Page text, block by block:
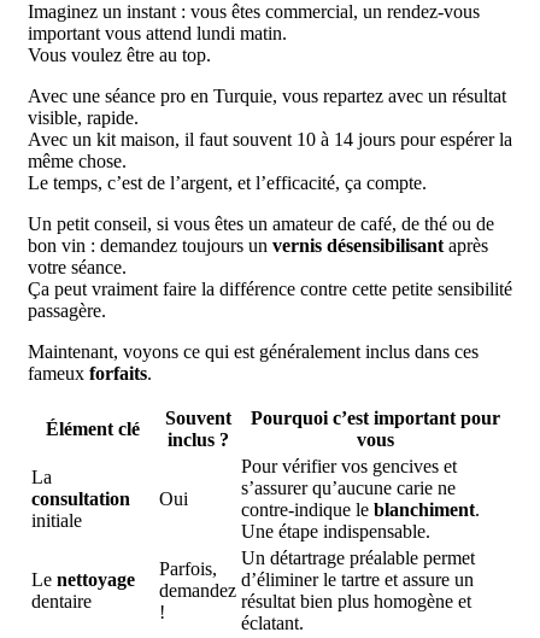
Imaginez un instant : vous êtes commercial, un rendez-vous
important vous attend lundi matin.
Vous voulez être au top.
Avec une séance pro en Turquie, vous repartez avec un résultat
visible, rapide.
Avec un kit maison, il faut souvent 10 à 14 jours pour espérer la
même chose.
Le temps, c’est de l’argent, et l’efficacité, ça compte.
Un petit conseil, si vous êtes un amateur de café, de thé ou de
bon vin : demandez toujours un vernis désensibilisantaprès
votre séance.
Ça peut vraiment faire la différence contre cette petite sensibilité
passagère.
Maintenant, voyons ce qui est généralement inclus dans ces
fameux forfaits.
Élément clé
Souvent
inclus ?
Pourquoi c’est important pour
vous
La
consultation
initiale
Oui
Pour vérifier vos gencives et
s’assurer qu’aucune carie ne
contre-indique le blanchiment.
Une étape indispensable.
Le nettoyage
dentaire
Parfois,
demandez
!
Un détartrage préalable permet
d’éliminer le tartre et assure un
résultat bien plus homogène et
éclatant.